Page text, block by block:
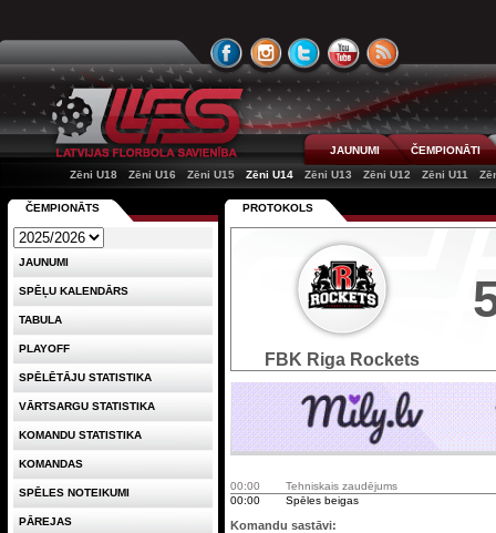
JAUNUMI
ČEMPIONĀTI
Zēni U18
Zēni U16 Zēni U15 Zēni U14 Zēni U13 Zēni U12 Zēni U11
PROTOKOLS
FBK Riga Rockets
00:00
Tehniskais zaudējums
00:00
Spēles beigas
Komandu sastāvi:
ČEMPIONĀTS
JAUNUMI
SPĒĻU KALENDĀRS
TABULA
PLAYOFF
SPĒLĒTĀJU STATISTIKA
VĀRTSARGU STATISTIKA
KOMANDU STATISTIKA
KOMANDAS
SPĒLES NOTEIKUMI
PĀREJAS